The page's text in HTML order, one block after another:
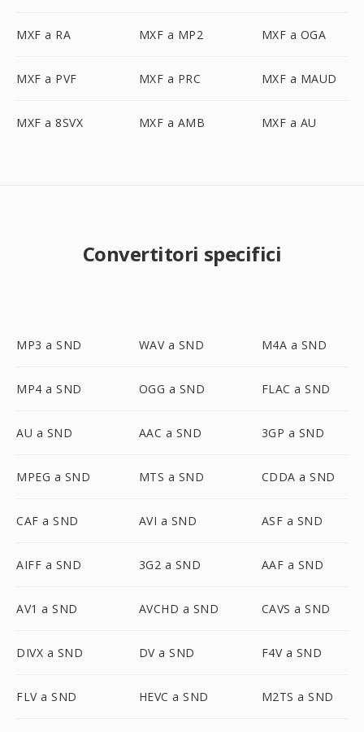
MXF a RA MXF a MP2 MXF a OGA
MXF a PVF MXF a PRC MXF a MAUD
MXF a 8SVX MXF a AMB MXF a AU
Convertitori specifici
MP3 a SND WAV a SND M4A a SND
MP4 a SND OGG a SND FLAC a SND
AU a SND AAC a SND 3GP a SND
MPEG a SND MTS a SND CDDA a SND
CAF a SND AVI a SND ASF a SND
AIFF a SND 3G2 a SND AAF a SND
AV1 a SND AVCHD a SND CAVS a SND
DIVX a SND DV a SND F4V a SND
FLV a SND HEVC a SND M2TS a SND